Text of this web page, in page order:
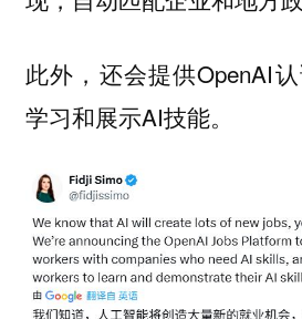
此外，还会提供OpenAI
学习和展示AI技能。